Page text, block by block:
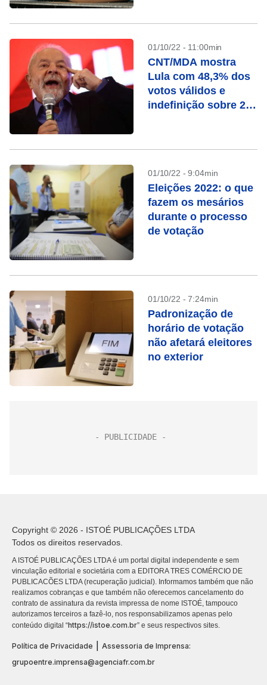
01/10/22 - 11:00min
CNT/MDA mostra
Lula com 48,3% dos
votos válidos e
indefinição sobre 2º
01/10/22 - 9:04min
Eleições 2022: o que
fazem os mesários
durante o processo
de votação
01/10/22 - 7:24min
Padronização de
horário de votação
não afetará eleitores
no exterior
Copyright © 2026 - ISTOÉ PUBLICAÇÕES LTDA
Todos os direitos reservados.
A ISTOÉ PUBLICAÇÕES LTDA é um portal digital independente e sem
vinculação editorial e societária com a EDITORA TRES COMÉRCIO DE
PUBLICACÕES LTDA (recuperação judicial). Informamos também que não
realizamos cobranças e que também não oferecemos cancelamento do
contrato de assinatura da revista impressa de nome ISTOÉ, tampouco
autorizamos terceiros a fazê-lo, nos responsabilizamos apenas pelo
conteúdo digital “https://istoe.com.br” e seus respectivos sites.
Política de Privacidade
Assessoria de Imprensa:
grupoentre.imprensa@agenciafr.com.br